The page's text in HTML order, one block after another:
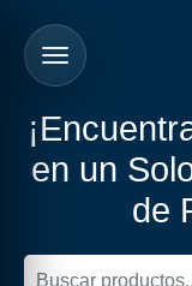
en un
de